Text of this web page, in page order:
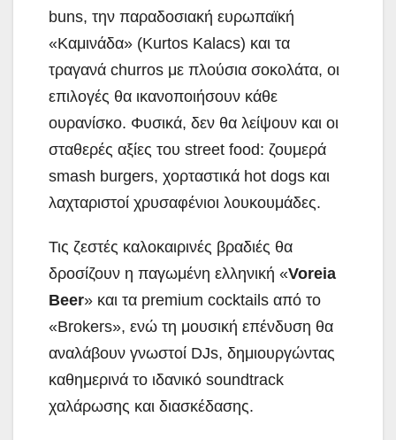
buns, την παραδοσιακή ευρωπαϊκή
«Καμινάδα» (Kurtos Kalacs) και τα
τραγανά churros με πλούσια σοκολάτα, οι
επιλογές θα ικανοποιήσουν κάθε
ουρανίσκο. Φυσικά, δεν θα λείψουν και οι
σταθερές αξίες του street food: ζουμερά
smash burgers, χορταστικά hot dogs και
λαχταριστοί χρυσαφένιοι λουκουμάδες.
Τις ζεστές καλοκαιρινές βραδιές θα
δροσίζουν η παγωμένη ελληνική «Voreia
Beer» και τα premium cocktails από το
«Brokers», ενώ τη μουσική επένδυση θα
αναλάβουν γνωστοί DJs, δημιουργώντας
καθημερινά το ιδανικό soundtrack
χαλάρωσης και διασκέδασης.